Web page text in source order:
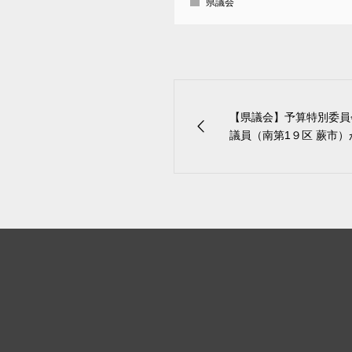
県議会
【県議会】予算特別委
議員（南第1９区 蕨市